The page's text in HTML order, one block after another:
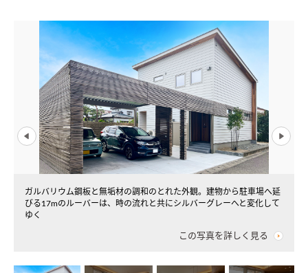
ガルバリウム鋼板と無垢材の調和のとれた外観。建物から駐車場へ延
びる17mのルーバーは、時の流れと共にシルバーグレーへと変化して
ゆく
この写真を詳しく見る